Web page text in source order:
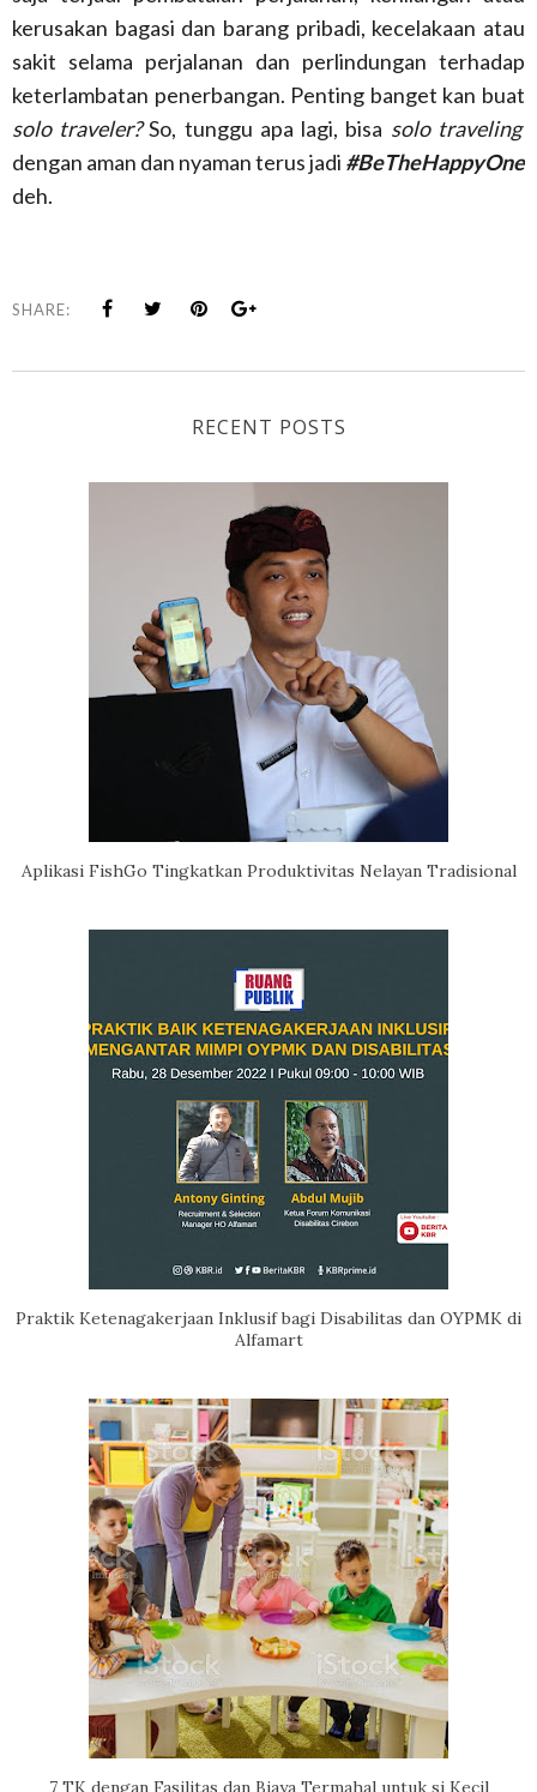
kerusakan bagasi dan barang pribadi, kecelakaan atau
sakit selama perjalanan dan perlindungan terhadap
keterlambatan penerbangan. Penting banget kan buat
solo traveler?So, tunggu apa lagi, bisa solo traveling
dengan aman dan nyaman terus jadi #BeTheHappyOne
deh.
SHARE:
RECENT POSTS
Aplikasi FishGo Tingkatkan Produktivitas Nelayan Tradisional
Praktik Ketenagakerjaan Inklusif bagi Disabilitas dan OYPMK di
Alfamart
7 TK dengan Fasilitas dan Biaya Termahal untuk si Kecil